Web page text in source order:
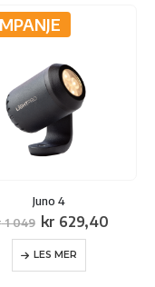
Juno 4
1 049 Opprinnelig
var:
kr 1
049.
kr 629,40
LES MER